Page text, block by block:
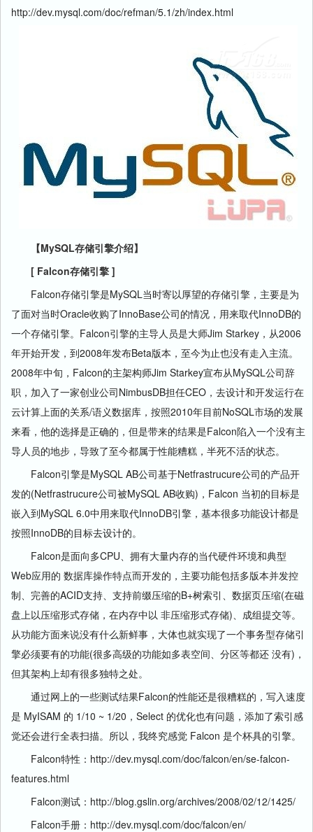
http://dev.mysql.com/doc/refman/5.1/zh/index.html
【MySQL存储引擎介绍】
[ Falcon存储引擎 ]
Falcon存储引擎是MySQL当时寄以厚望的存储引擎，主要是为
了面对当时Oracle收购了InnoBase公司的情况，用来取代InnoDB的
一个存储引擎。Falcon引擎的主导人员是大师Jim Starkey，从2006
年开始开发，到2008年发布Beta版本，至今为止也没有走入主流。
2008年中旬，Falcon的主架构师Jim Starkey宣布从MySQL公司辞
职，加入了一家创业公司NimbusDB担任CEO，去设计和开发运行在
云计算上面的关系/语义数据库，按照2010年目前NoSQL市场的发展
来看，他的选择是正确的，但是带来的结果是Falcon陷入一个没有主
导人员的地步，导致了至今都属于性能糟糕，半死不活的状态。
Falcon引擎是MySQL AB公司基于Netfrastrucure公司的产品开
发的(Netfrastrucure公司被MySQL AB收购)，Falcon 当初的目标是
嵌入到MySQL 6.0中用来取代InnoDB引擎，基本很多功能设计都是
按照InnoDB的目标去设计的。
Falcon是面向多CPU、拥有大量内存的当代硬件环境和典型
Web应用的 数据库操作特点而开发的，主要功能包括多版本并发控
制、完善的ACID支持、支持前缀压缩的B+树索引、数据页压缩(在磁
盘上以压缩形式存储，在内存中以 非压缩形式存储)、成组提交等。
从功能方面来说没有什么新鲜事，大体也就实现了一个事务型存储引
擎必须要有的功能(很多高级的功能如多表空间、分区等都还 没有)，
但其架构上却有很多独特之处。
通过网上的一些测试结果Falcon的性能还是很糟糕的，写入速度
是 MyISAM 的 1/10 ~ 1/20，Select 的优化也有问题，添加了索引感
觉还会进行全表扫描。所以，我终究感觉 Falcon 是个杯具的引擎。
Falcon特性：http://dev.mysql.com/doc/falcon/en/se-falcon-
features.html
Falcon测试：http://blog.gslin.org/archives/2008/02/12/1425/
Falcon手册：http://dev.mysql.com/doc/falcon/en/